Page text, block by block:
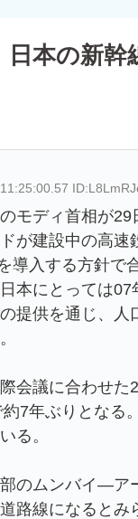
日本の新
モディ首相が29
が建設中の高
導入する方針で
本にとっては
提供を通じ、
会議に合わせた
7年ぶりとなる
る。
のムンバイ―ア
路線になると